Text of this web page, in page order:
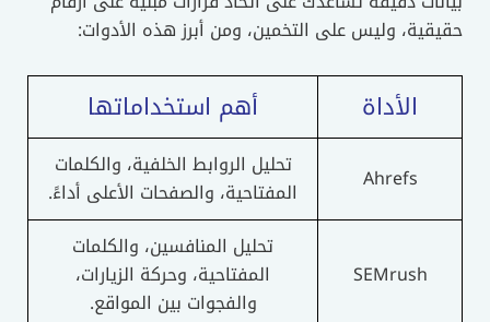
حقيقية، وليس على التخمين، ومن أبرز هذه الأدوات:
الأداة أهم استخداماتها
Ahrefs
تحليل الروابط الخلفية، والكلمات
المفتاحية، والصفحات الأعلى أداءً.
SEMrush
تحليل المنافسين، والكلمات
المفتاحية، وحركة الزيارات،
والفجوات بين المواقع.